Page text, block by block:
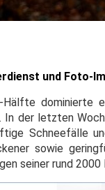
und Foto-
dominierte
der letzten
Schneefälle
sowie
seiner rund